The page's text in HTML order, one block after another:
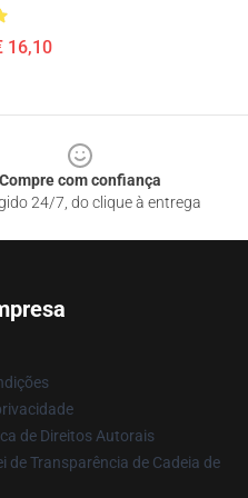
16,10
Compre com confiança
24/7, do clique à entrega
de Direitos Autorais
de Transparência de Cadeia de